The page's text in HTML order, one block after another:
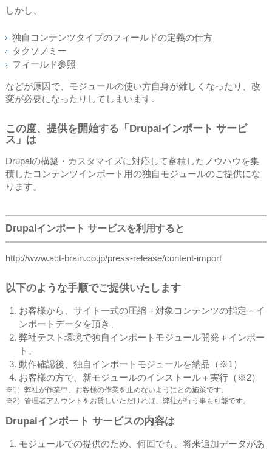
しかし、
独自コンテンツタイプのフィールドの定義の仕方
タクソノミー
フィールド参照
などが原因で、モジュールの使い方自身が難しくなったり、改
変が必要になったりしてしまいます。
この度、提供を開始する「Drupalインポート サービ
ス」は
Drupalの構築・カスタマイズに対応して蓄積したノウハウを集
積したコンテンツインポート用の独自モジュールのご提供にな
ります。
Drupalインポート サービスを利用すると
http://www.act-brain.co.jp/press-release/content-import
以下のような手順でご提供いたします
お客様から、サイト一式の圧縮＋対象コンテンツの指定＋イ
ンポートデータを頂き、
弊社テスト環境で独自インポートモジュール開発＋インポー
ト。
動作確認後、独自インポートモジュールを納品（※1）
お客様の方で、新モジュールのインストール＋実行（※2）
※1）弊社が作業中、お客様の作業を止めないようにとの施策です。
※2）管理者アカウントをお貸しいただければ、弊社が行う事も可能です。
Drupalインポート サービスの内容は
モジュールでの提供のため、何回でも、将来追加データがあ